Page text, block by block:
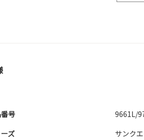
号
9661L/
ズ
サンク